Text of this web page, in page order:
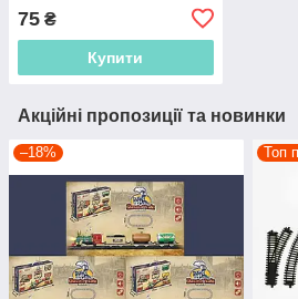
75 ₴
Купити
Акційні пропозиції та новинки
–18% Топ